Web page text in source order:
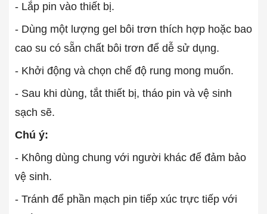
- Lắp pin vào thiết bị.
- Dùng một lượng gel bôi trơn thích hợp hoặc bao
cao su có sẵn chất bôi trơn để dễ sử dụng.
- Khởi động và chọn chế độ rung mong muốn.
- Sau khi dùng, tắt thiết bị, tháo pin và vệ sinh
sạch sẽ.
Chú ý:
- Không dùng chung với người khác để đảm bảo
vệ sinh.
- Tránh để phần mạch pin tiếp xúc trực tiếp với